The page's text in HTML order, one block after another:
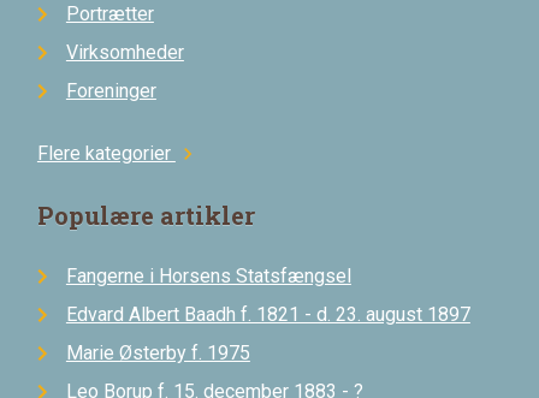
Portrætter
Virksomheder
Foreninger
Flere kategorier chevron_right
Populære artikler
Fangerne i Horsens Statsfængsel
Edvard Albert Baadh f. 1821 - d. 23. august 1897
Marie Østerby f. 1975
Leo Borup f. 15. december 1883 - ?